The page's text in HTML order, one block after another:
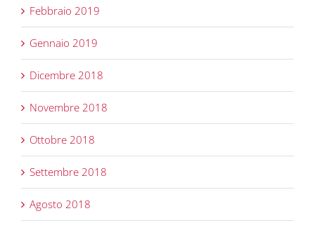
Febbraio 2019
Gennaio 2019
Dicembre 2018
Novembre 2018
Ottobre 2018
Settembre 2018
Agosto 2018